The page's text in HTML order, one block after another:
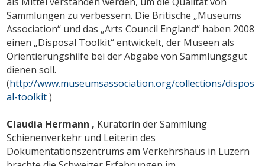
Sammlungen zu verbessern. Die Britische „Museums
Association“ und das „Arts Council England“ haben 2008
einen „Disposal Toolkit“ entwickelt, der Museen als
Orientierungshilfe bei der Abgabe von Sammlungsgut
dienen soll.
(http://www.museumsassociation.org/collections/dispos
al-toolkit)
Claudia Hermann , Kuratorin der Sammlung
Schienenverkehr und Leiterin des
Dokumentationszentrums am Verkehrshaus in Luzern